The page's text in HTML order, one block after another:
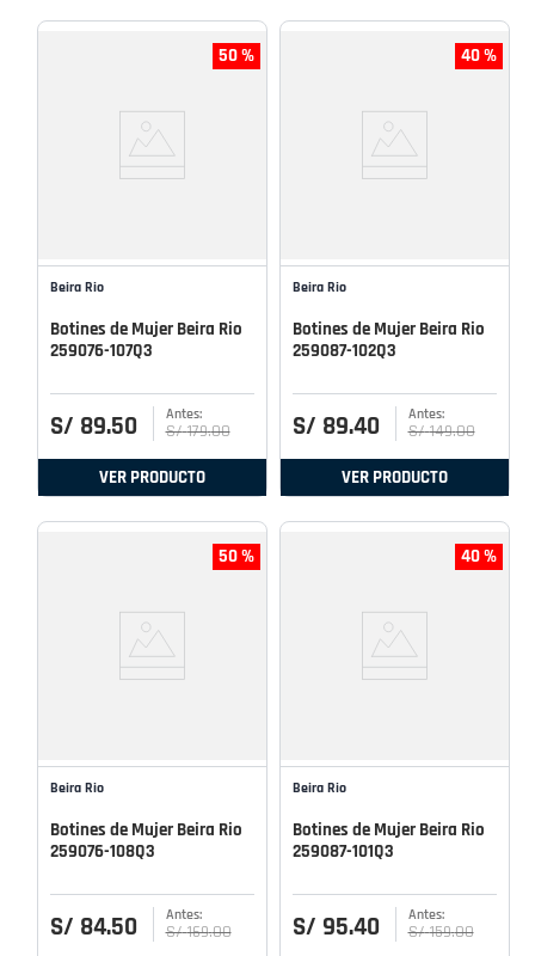
50 %
Beira Rio
Botines de Mujer Beira Rio
259076-107Q3
S/ 89.50 S/ 179.00
VER PRODUCTO
40 %
Beira Rio
Botines de Mujer Beira Rio
259087-102Q3
S/ 89.40 S/ 149.00
VER PRODUCTO
50 %
Beira Rio
Botines de Mujer Beira Rio
259076-108Q3
S/ 84.50 S/ 169.00
40 %
Beira Rio
Botines de Mujer Beira Rio
259087-101Q3
S/ 95.40 S/ 159.00